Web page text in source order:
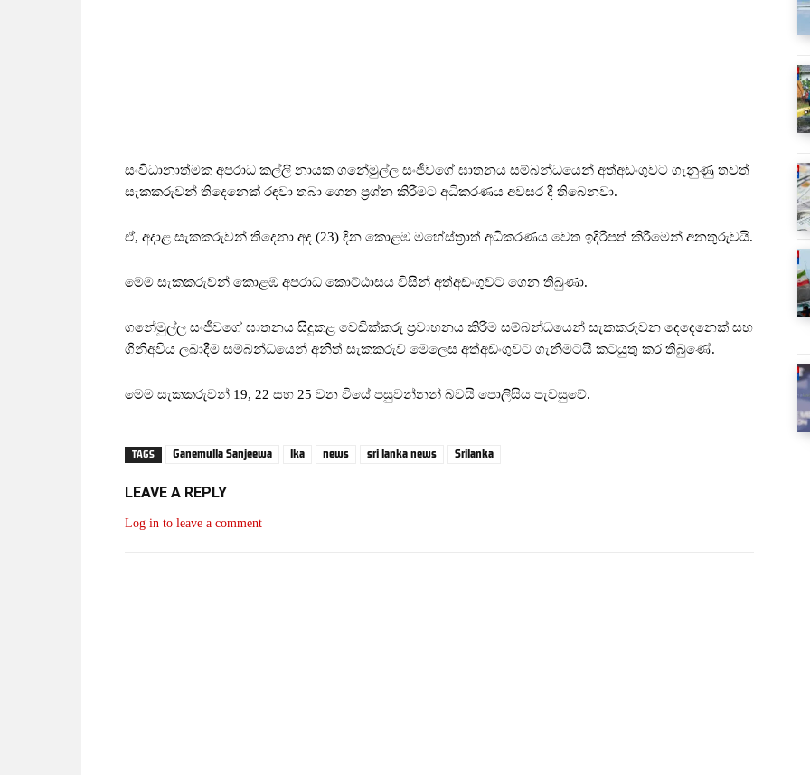
සංවිධානාත්මක අපරාධ කල්ලි නායක ගනේමුල්ල සංජීවගේ ඝාතනය සම්බන්ධයෙන් අත්අඩංගුවට ගැනුණු තවත්
සැකකරුවන් තිදෙනෙක් රඳවා තබා ගෙන ප්‍රශ්න කිරීමට අධිකරණය අවසර දී තිබෙනවා.
ඒ, අදාළ සැකකරුවන් තිදෙනා අද (23) දින කොළඹ මහේස්ත්‍රාත් අධිකරණය වෙත ඉදිරිපත් කිරීමෙන් අනතුරුවයි.
මෙම සැකකරුවන් කොළඹ අපරාධ කොට්ඨාසය විසින් අත්අඩංගුවට ගෙන තිබුණා.
ගනේමුල්ල සංජීවගේ ඝාතනය සිදුකළ වෙඩික්කරු ප්‍රවාහනය කිරීම සම්බන්ධයෙන් සැකකරුවන දෙදෙනෙක් සහ
ගිනිඅවිය ලබාදීම සම්බන්ධයෙන් අනිත් සැකකරුව මෙලෙස අත්අඩංගුවට ගැනීමටයි කටයුතු කර තිබුණේ.
මෙම සැකකරුවන් 19, 22 සහ 25 වන වියේ පසුවන්නන් බවයි පොලිසිය පැවසුවේ.
TAGS Ganemulla Sanjeewa lka news sri lanka news Srilanka
LEAVE A REPLY
Log in to leave a comment